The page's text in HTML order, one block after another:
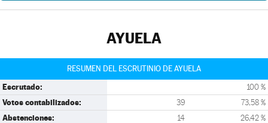
AYUELA
RESUMEN DEL ESCRUTINIO DE AYUELA
Escrutado: 100 %
Votos contabilizados: 39 73,58 %
Abstenciones: 14 26,42 %